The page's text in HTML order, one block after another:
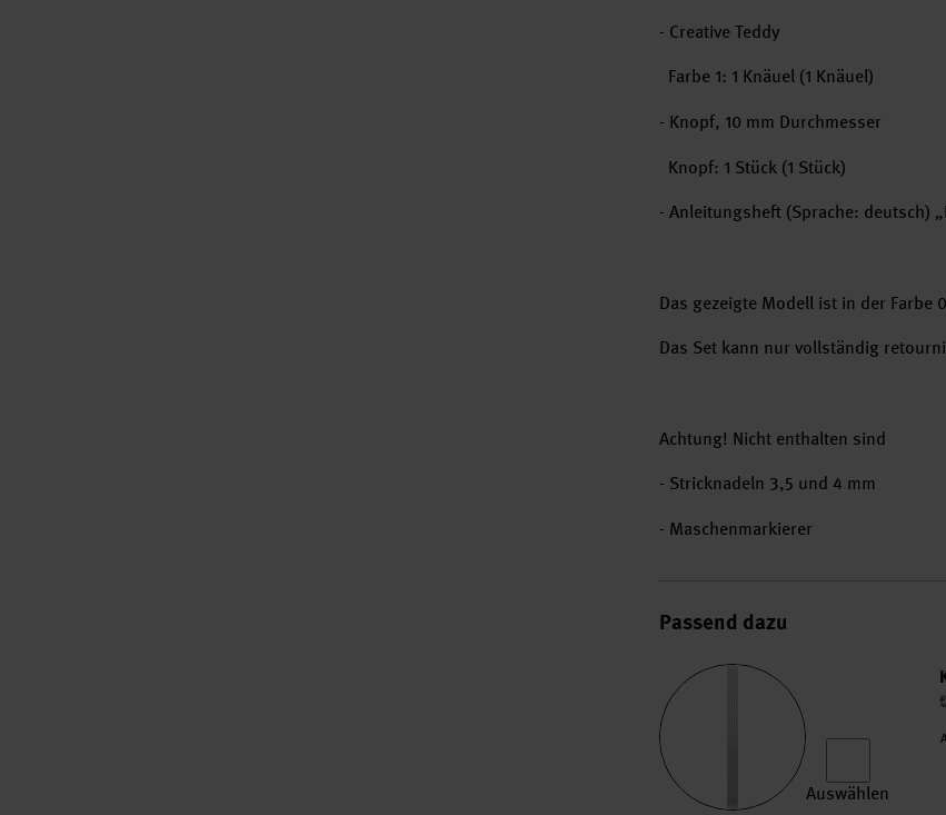
- Creative Teddy
Farbe 1: 1 Knäuel (1 Knäuel)
- Knopf, 10 mm Durchmesser
Knopf: 1 Stück (1 Stück)
- Anleitungsheft (Sprache: deutsch)
Das gezeigte Modell ist in der Farbe
Das Set kann nur vollständig
Achtung! Nicht enthalten sind
- Stricknadeln 3,5 und 4 mm
- Maschenmarkierer
Passend dazu
Auswählen